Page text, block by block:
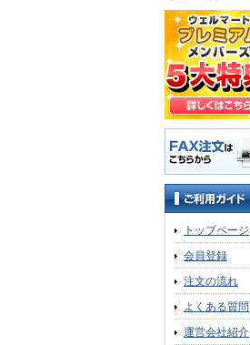
トップページ
会員登録
注文の流れ
よくある質問
運営会社紹介